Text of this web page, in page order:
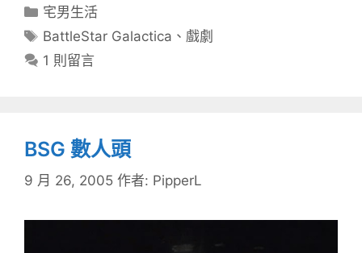
分
類
宅男生活
標
籤
BattleStar Galactica 、 戲劇
1 則留言
BSG 數人頭
9 月 26, 2005 作者: PipperL